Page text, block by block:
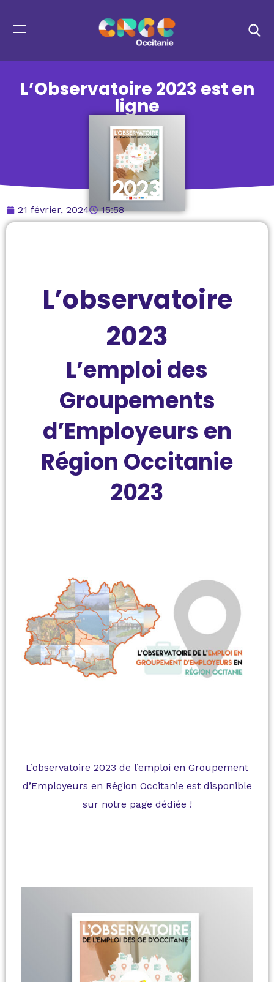
L’Observatoire 2023 est en
ligne
21 février, 2024 15:58
L’observatoire
2023
L’emploi des
Groupements
d’Employeurs en
Région Occitanie
2023
L’observatoire 2023 de l’emploi en Groupement
d’Employeurs en Région Occitanie est disponible
sur notre page dédiée !